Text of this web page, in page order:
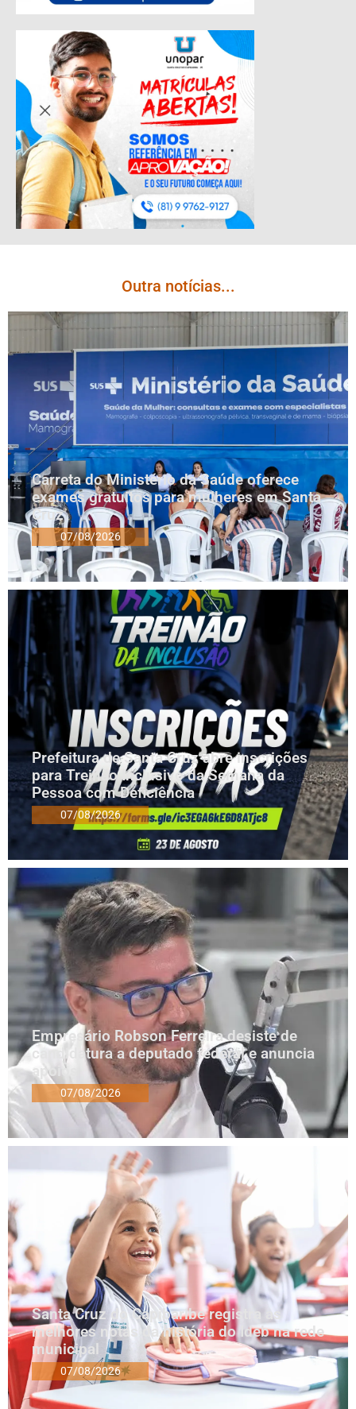
Outra notícias...
Carreta do Ministério da Saúde oferece
exames gratuitos para mulheres em Santa
Cruz
07/08/2026
Prefeitura de Santa Cruz abre inscrições
para Treinão Inclusivo da Semana da
Pessoa com Deficiência
07/08/2026
Empresário Robson Ferreira desiste de
candidatura a deputado federal e anuncia
apoios
07/08/2026
Santa Cruz do Capibaribe registra as
melhores notas da história do Ideb na rede
municipal
07/08/2026